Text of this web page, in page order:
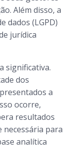
Além disso, a
dados (LGPD)
jurídica
significativa.
dos
a
ocorre,
resultados
necessária para
analítica